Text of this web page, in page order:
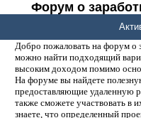
Форум о
Добро пожаловать на форум о
можно найти подходящий
высоким доходом помимо
На форуме вы найдете
предоставляющие удаленную
также сможете участвовать в
знаете, что определенный